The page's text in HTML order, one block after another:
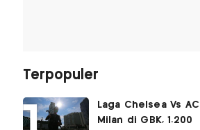
Terpopuler
Laga Chelsea Vs AC
Milan di GBK, 1.200